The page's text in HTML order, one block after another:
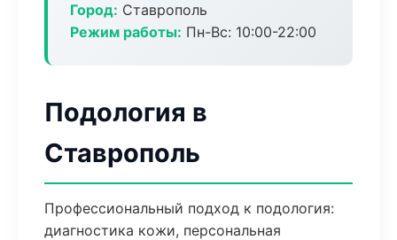
Город: Ставрополь
Режим работы: Пн-Вс: 10:00-22:00
Подология в
Ставрополь
Профессиональный подход к подология:
диагностика кожи, персональная